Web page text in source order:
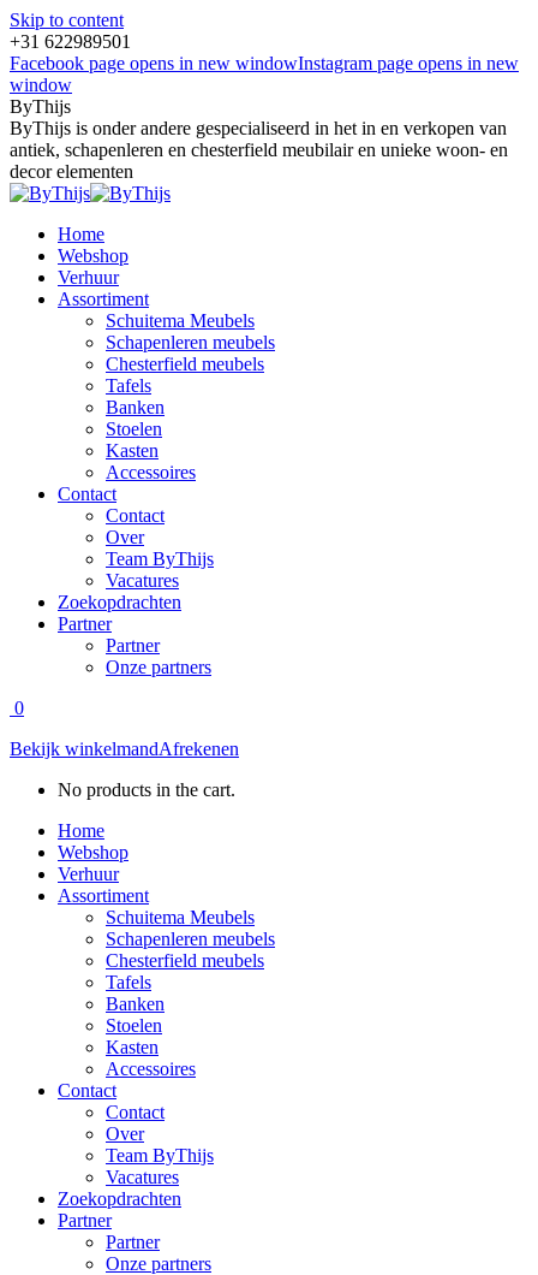
Skip to content
+31 622989501
Facebook page opens in new windowInstagram page opens in new
window
ByThijs
ByThijs is onder andere gespecialiseerd in het in en verkopen van
antiek, schapenleren en chesterfield meubilair en unieke woon- en
decor elementen
Home
Webshop
Verhuur
Assortiment
Schuitema Meubels
Schapenleren meubels
Chesterfield meubels
Tafels
Banken
Stoelen
Kasten
Accessoires
Contact
Contact
Over
Team ByThijs
Vacatures
Zoekopdrachten
Partner
Partner
Onze partners
0
Bekijk winkelmandAfrekenen
No products in the cart.
Home
Webshop
Verhuur
Assortiment
Schuitema Meubels
Schapenleren meubels
Chesterfield meubels
Tafels
Banken
Stoelen
Kasten
Accessoires
Contact
Contact
Over
Team ByThijs
Vacatures
Zoekopdrachten
Partner
Partner
Onze partners